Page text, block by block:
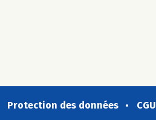
Protection des données CGU